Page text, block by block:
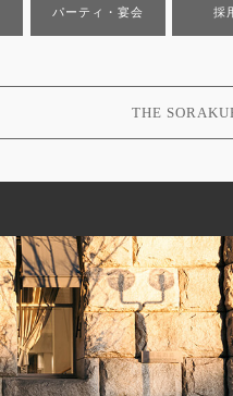
パーティ・宴会 採
THE